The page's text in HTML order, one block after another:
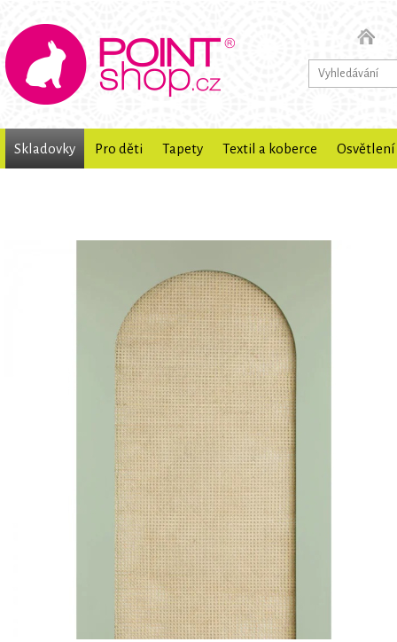
Skladovky Pro děti Tapety Textil a koberce Osvětlení